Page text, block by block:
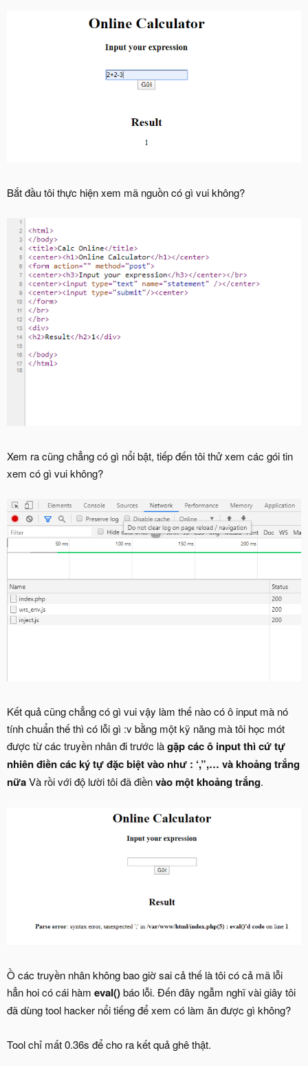
Bắt đầu tôi thực hiện xem mã nguồn có gì vui không?
Xem ra cũng chẳng có gì nổi bật, tiếp đến tôi thử xem các gói tin
xem có gì vui không?
Kết quả cũng chẳng có gì vui vậy làm thế nào có ô input mà nó
tính chuẩn thế thì có lỗi gì :v bằng một kỹ năng mà tôi học mót
được từ các truyền nhân đi trước làgặp các ô input thì cứ tự
nhiên điền các ký tự đặc biệt vào như : ‘,”,… và khoảng trắng
nữaVà rồi với độ lười tôi đã điềnvào một khoảng trắng.
Ồ các truyền nhân không bao giờ sai cả thế là tôi có cả mã lỗi
hẳn hoi có cái hàm eval()báo lỗi. Đến đây ngẫm nghĩ vài giây tôi
đã dùng tool hacker nổi tiếng để xem có làm ăn được gì không?
Tool chỉ mất 0.36s để cho ra kết quả ghê thật.